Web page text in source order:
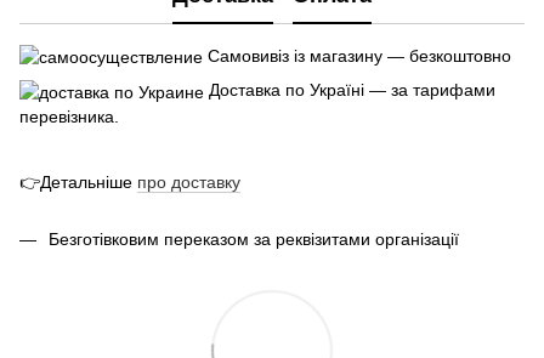
Самовивіз із магазину — безкоштовно
Доставка по Україні — за тарифами
перевізника.
👉Детальніше про доставку
Безготівковим переказом за реквізитами організації